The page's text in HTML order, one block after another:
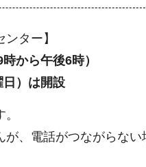
ター】
から午後6時）
）は開設
、電話がつながらな